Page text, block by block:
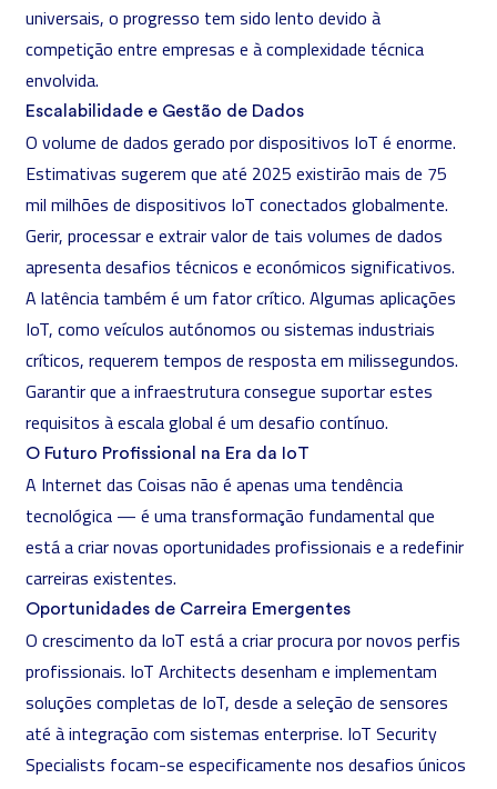
universais, o progresso tem sido lento devido à
competição entre empresas e à complexidade técnica
envolvida.
Escalabilidade e Gestão de Dados
O volume de dados gerado por dispositivos IoT é enorme.
Estimativas sugerem que até 2025 existirão mais de 75
mil milhões de dispositivos IoT conectados globalmente.
Gerir, processar e extrair valor de tais volumes de dados
apresenta desafios técnicos e económicos significativos.
A latência também é um fator crítico. Algumas aplicações
IoT, como veículos autónomos ou sistemas industriais
críticos, requerem tempos de resposta em milissegundos.
Garantir que a infraestrutura consegue suportar estes
requisitos à escala global é um desafio contínuo.
O Futuro Profissional na Era da IoT
A Internet das Coisas não é apenas uma tendência
tecnológica — é uma transformação fundamental que
está a criar novas oportunidades profissionais e a redefinir
carreiras existentes.
Oportunidades de Carreira Emergentes
O crescimento da IoT está a criar procura por novos perfis
profissionais. IoT Architects desenham e implementam
soluções completas de IoT, desde a seleção de sensores
até à integração com sistemas enterprise. IoT Security
Specialists focam-se especificamente nos desafios únicos